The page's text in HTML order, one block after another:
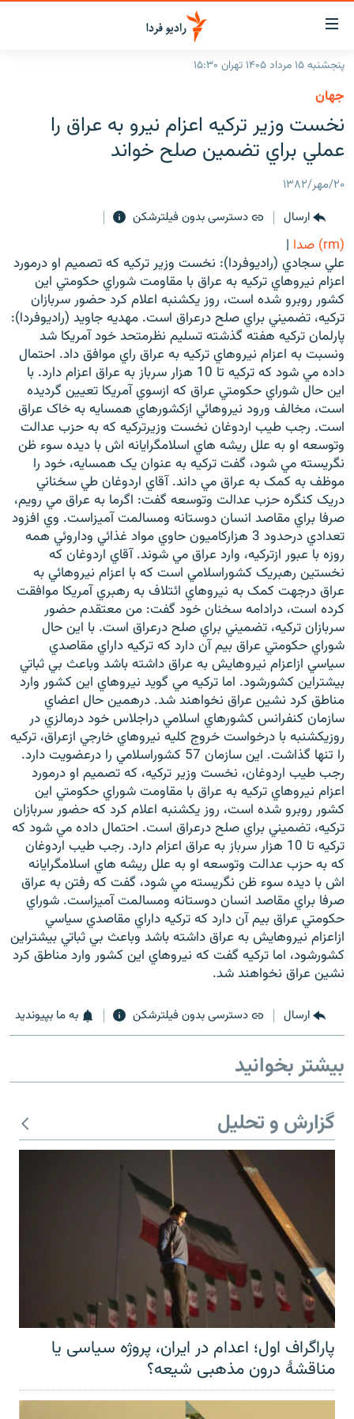
لینک‌های
قابلیت
دسترسی
بازگشت
اصلی
رفتن
صفحه
جستجو
جهان
برنامه‌های رادیویی
فرکانس‌ها
پادکست
چندرسانه‌ای
گزارش‌های تصویری
گزارش‌های ویدئویی
زنان فردا
English
به ما بپیوندید
زبان‌های دیگر
پنجشنبه ۱۵ مرداد ۱۴۰۵ تهران ۱۵:۳۰
جهان
نخست وزير ترکيه اعزام نيرو به عراق را
عملي براي تضمين صلح خواند
۲۰/مهر/۱۳۸۲
ارسال
دسترسی بدون فیلترشکن
(rm) صدا
|
علي سجادي (راديوفردا): نخست وزير ترکيه که تصميم او درمورد
اعزام نيروهاي ترکيه به عراق با مقاومت شوراي حکومتي اين
کشور روبرو شده است، روز يکشنبه اعلام کرد حضور سربازان
ترکيه، تضميني براي صلح درعراق است. مهديه جاويد (راديوفردا):
پارلمان ترکيه هفته گذشته تسليم نظرمتحد خود آمريکا شد
ونسبت به اعزام نيروهاي ترکيه به عراق راي موافق داد. احتمال
داده مي شود که ترکيه تا 10 هزار سرباز به عراق اعزام دارد. با
اين حال شوراي حکومتي عراق که ازسوي آمريکا تعيين گرديده
است، مخالف ورود نيروهائي ازکشورهاي همسايه به خاک عراق
است. رجب طيب اردوغان نخست وزيرترکيه که به حزب عدالت
وتوسعه او به علل ريشه هاي اسلامگرايانه اش با ديده سوء ظن
نگريسته مي شود، گفت ترکيه به عنوان يک همسايه، خود را
موظف به کمک به عراق مي داند. آقاي اردوغان طي سخناني
دريک کنگره حزب عدالت وتوسعه گفت: اگرما به عراق مي رويم،
صرفا براي مقاصد انسان دوستانه ومسالمت آميزاست. وي افزود
تعدادي درحدود 3 هزارکاميون حاوي مواد غذائي وداروئي همه
روزه با عبور ازترکيه، وارد عراق مي شوند. آقاي اردوغان که
نخستين رهبريک کشوراسلامي است که با اعزام نيروهائي به
عراق درجهت کمک به نيروهاي ائتلاف به رهبري آمريکا موافقت
کرده است، درادامه سخنان خود گفت: من معتقدم حضور
سربازان ترکيه، تضميني براي صلح درعراق است. با اين حال
شوراي حکومتي عراق بيم آن دارد که ترکيه داراي مقاصدي
سياسي ازاعزام نيروهايش به عراق داشته باشد وباعث بي ثباتي
بيشتراين کشورشود. اما ترکيه مي گويد نيروهاي اين کشور وارد
مناطق کرد نشين عراق نخواهند شد. درهمين حال اعضاي
سازمان کنفرانس کشورهاي اسلامي دراجلاس خود درمالزي در
روزيکشنبه با درخواست خروج کليه نيروهاي خارجي ازعراق، ترکيه
را تنها گذاشت. اين سازمان 57 کشوراسلامي را درعضويت دارد.
رجب طيب اردوغان، نخست وزير ترکيه، که تصميم او درمورد
اعزام نيروهاي ترکيه به عراق با مقاومت شوراي حکومتي اين
کشور روبرو شده است، روز يکشنبه اعلام کرد که حضور سربازان
ترکيه، تضميني براي صلح درعراق است. احتمال داده مي شود که
ترکيه تا 10 هزار سرباز به عراق اعزام دارد. رجب طيب اردوغان
که به حزب عدالت وتوسعه او به علل ريشه هاي اسلامگرايانه
اش با ديده سوء ظن نگريسته مي شود، گفت که رفتن به عراق
صرفا براي مقاصد انسان دوستانه ومسالمت آميزاست. شوراي
حکومتي عراق بيم آن دارد که ترکيه داراي مقاصدي سياسي
ازاعزام نيروهايش به عراق داشته باشد وباعث بي ثباتي بيشتراين
کشورشود، اما ترکيه گفت که نيروهاي اين کشور وارد مناطق کرد
نشين عراق نخواهند شد.
ارسال دسترسی بدون فیلترشکن به ما بپیوندید
بیشتر بخوانید
گزارش و تحلیل
پاراگراف اول؛ اعدام در ایران، پروژه سیاسی یا
مناقشهٔ درون مذهبی شیعه؟